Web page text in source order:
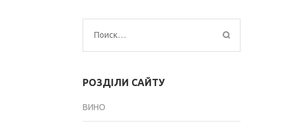
Найти:
РОЗДІЛИ САЙТУ
ВИНО